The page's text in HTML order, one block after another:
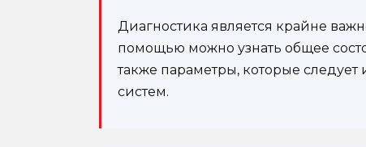
Диагностика является крайне
помощью можно узнать общее
также параметры, которые
систем.